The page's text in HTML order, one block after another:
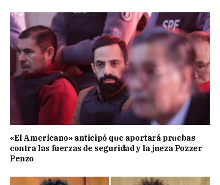
«El Americano» anticipó que aportará pruebas
contra las fuerzas de seguridad y la jueza Pozzer
Penzo